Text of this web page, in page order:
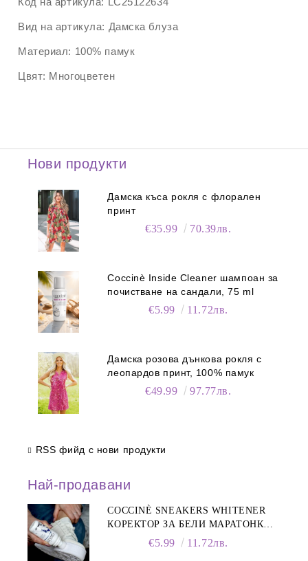
Вид на артикула: Дамска блуза
Материал: 100% памук
Цвят: Многоцветен
Нови продукти
Дамска къса рокля с флорален
принт
€35.99 70.39лв.
Coccinè Inside Cleaner шампоан за
почистване на сандали, 75 ml
€5.99 11.72лв.
Дамска розова дънкова рокля с
леопардов принт, 100% памук
€49.99 97.77лв.
RSS фийд с нови продукти
Най-продавани
COCCINÈ SNEAKERS WHITENER
КОРЕКТОР ЗА БЕЛИ МАРАТОНКИ,
€5.99 11.72лв.